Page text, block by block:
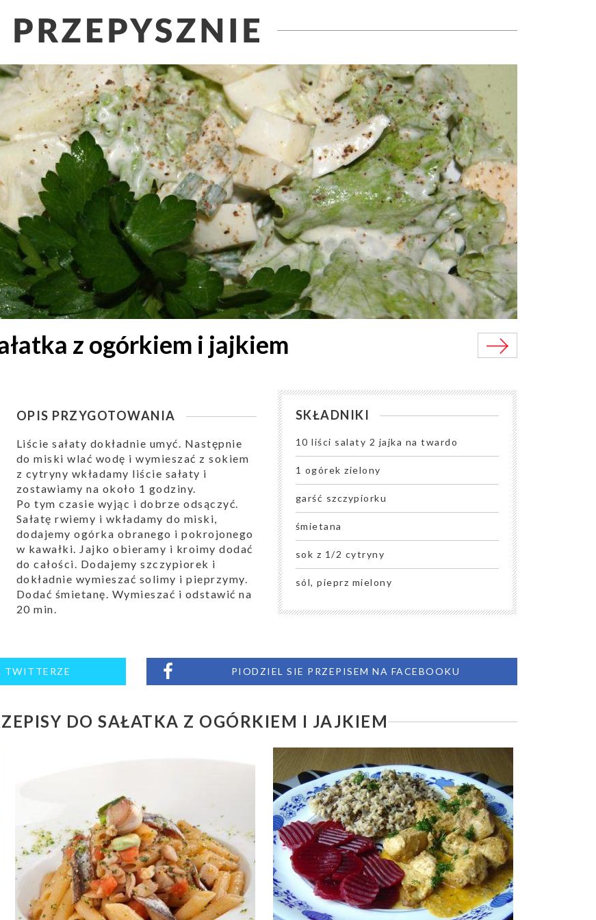
z ogórkiem i jajkiem
OPIS PRZYGOTOWANIA
Liście sałaty dokładnie umyć. Następnie
do miski wlać wodę i wymieszać z sokiem
z cytryny wkładamy liście sałaty i
zostawiamy na około 1 godziny.
Po tym czasie wyjąc i dobrze odsączyć.
Sałatę rwiemy i wkładamy do miski,
dodajemy ogórka obranego i pokrojonego
w kawałki. Jajko obieramy i kroimy dodać
do całości. Dodajemy szczypiorek i
dokładnie wymieszać solimy i pieprzymy.
Dodać śmietanę. Wymieszać i odstawić na
20 min.
SKŁADNIKI
10 liści salaty 2 jajka na twardo
1 ogórek zielony
garść szczypiorku
śmietana
sok z 1/2 cytryny
sól, pieprz mielony
TWITTERZE PIODZIEL SIE PRZEPISEM NA FACEBOOKU
DO SAŁATKA Z OGÓRKIEM I JAJKIEM